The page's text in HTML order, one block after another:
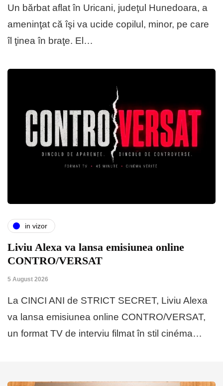
Un bărbat aflat în Uricani, judeţul Hunedoara, a
ameninţat că îşi va ucide copilul, minor, pe care
îl ţinea în braţe. El…
in vizor
Liviu Alexa va lansa emisiunea online
CONTRO/VERSAT
5 August 2026
La CINCI ANI de STRICT SECRET, Liviu Alexa
va lansa emisiunea online CONTRO/VERSAT,
un format TV de interviu filmat în stil cinéma…